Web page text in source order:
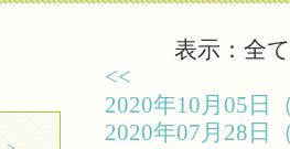
表示：全て
<<
2020年10月05
2020年07月28